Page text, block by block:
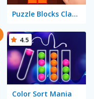
Puzzle Blocks Classic
Color Sort Mania
4.5